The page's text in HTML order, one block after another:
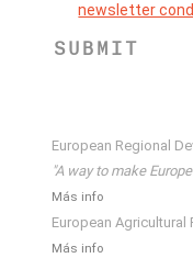
newsletter
SUBMIT
European Regional
"A way to make
Más info
European Agricultural
Más info